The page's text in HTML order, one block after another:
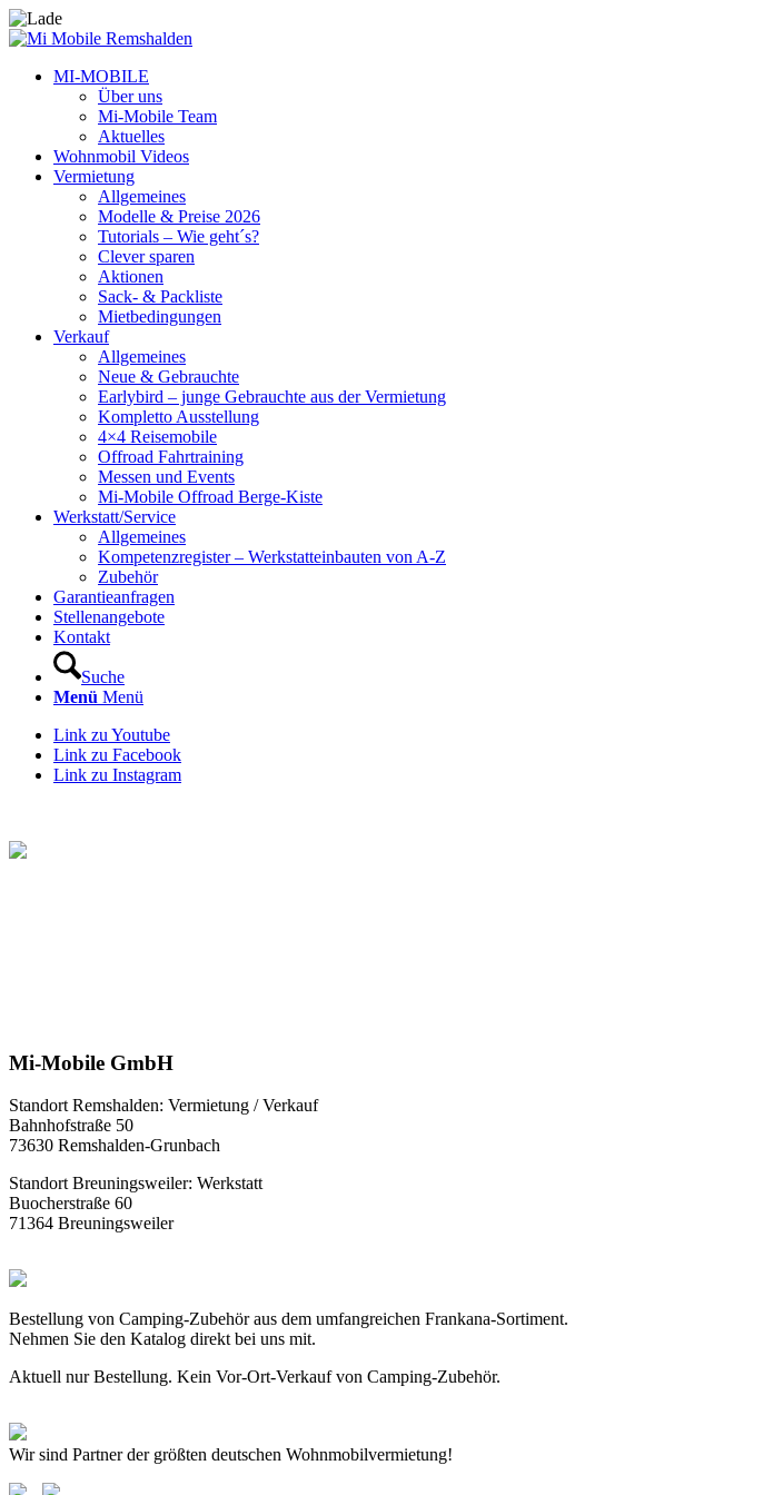
MI-MOBILE
Über uns
Mi-Mobile Team
Aktuelles
Wohnmobil Videos
Vermietung
Allgemeines
Modelle & Preise 2026
Tutorials – Wie geht´s?
Clever sparen
Aktionen
Sack- & Packliste
Mietbedingungen
Verkauf
Allgemeines
Neue & Gebrauchte
Earlybird – junge Gebrauchte aus der Vermietung
Kompletto Ausstellung
4×4 Reisemobile
Offroad Fahrtraining
Messen und Events
Mi-Mobile Offroad Berge-Kiste
Werkstatt/Service
Allgemeines
Kompetenzregister – Werkstatteinbauten von A-Z
Zubehör
Garantieanfragen
Stellenangebote
Kontakt
Suche
Menü Menü
Link zu Youtube
Link zu Facebook
Link zu Instagram
Mi-Mobile GmbH
Standort Remshalden: Vermietung / Verkauf
Bahnhofstraße 50
73630 Remshalden-Grunbach
Standort Breuningsweiler: Werkstatt
Buocherstraße 60
71364 Breuningsweiler
Bestellung von Camping-Zubehör aus dem umfangreichen Frankana-Sortiment.
Nehmen Sie den Katalog direkt bei uns mit.
Aktuell nur Bestellung. Kein Vor-Ort-Verkauf von Camping-Zubehör.
Wir sind Partner der größten deutschen Wohnmobilvermietung!